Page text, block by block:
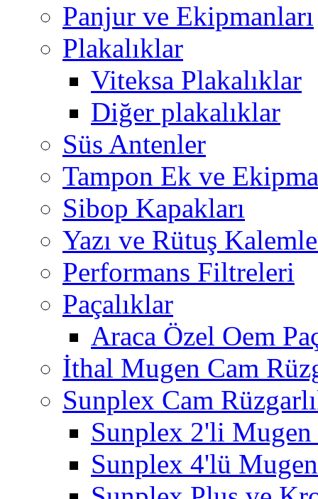
Panjur ve Ekipmanları
Plakalıklar
Viteksa Plakalıklar
Diğer plakalıklar
Süs Antenler
Tampon Ek ve
Sibop Kapakları
Yazı ve Rütuş
Performans Filtreleri
Paçalıklar
Araca Özel Oem
İthal Mugen Cam
Sunplex Cam
Sunplex 2'li Mugen
Sunplex 4'lü